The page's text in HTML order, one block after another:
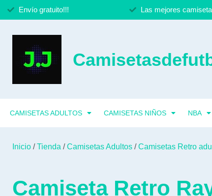
Envío gratuito!!! Las mejores
CAMISETAS ADULTOS CAMISETAS NIÑOS NBA
Inicio /Tienda /Camisetas Adultos /Camisetas Retro
Camiseta Retro